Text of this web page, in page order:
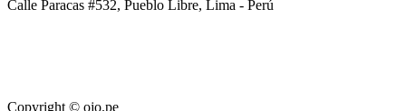
Calle Paracas #532, Pueblo Libre, Lima - Perú
Copyright © ojo.pe